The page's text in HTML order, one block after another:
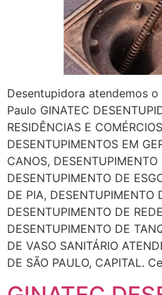
Desentupidora atendemos
Paulo GINATEC
RESIDÊNCIAS E
DESENTUPIMENTOS EM
CANOS,
DESENTUPIMENTO DE
DE PIA, DESENTUPIMENTO
DESENTUPIMENTO DE
DESENTUPIMENTO DE
DE VASO SANITÁRIO
DE SÃO PAULO, CAPITAL.